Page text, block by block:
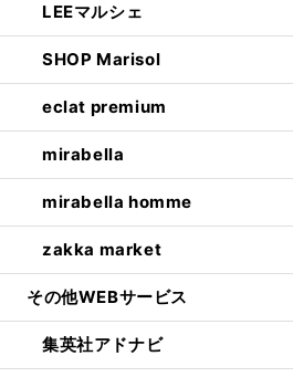
LEEマルシェ
SHOP Marisol
eclat premium
mirabella
mirabella homme
zakka market
その他WEBサービス
集英社アドナビ